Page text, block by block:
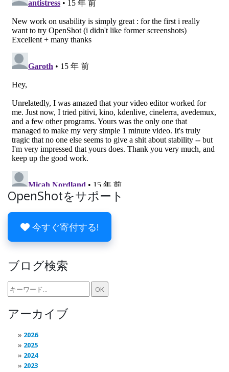
OpenShotをサポート
今すぐ寄付する!
ブログ検索
アーカイブ
2026
2025
2024
2023